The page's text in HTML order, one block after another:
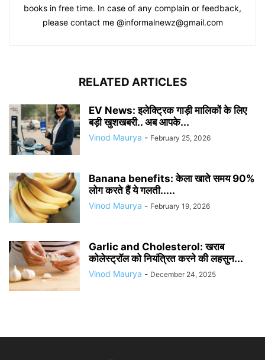
books in free time. In case of any complain or feedback,
please contact me @informalnewz@gmail.com
RELATED ARTICLES
EV News: इलेक्ट्रिक गाड़ी मालिकों के लिए
बड़ी खुशखबरी.. अब आपके...
Vinod Maurya - February 25, 2026
Banana benefits: केला खाते समय 90%
लोग करते हैं ये गलती.....
Vinod Maurya - February 19, 2026
Garlic and Cholesterol: खराब
कोलेस्ट्रॉल को नियंत्रित करने की लहसुन...
Vinod Maurya - December 24, 2025